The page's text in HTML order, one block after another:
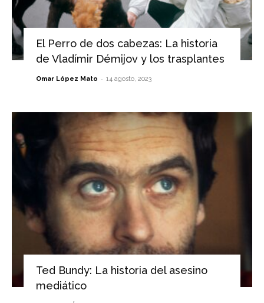
El Perro de dos cabezas: La historia
de Vladímir Démijov y los trasplantes
Omar López Mato - 14 agosto, 2023
Ted Bundy: La historia del asesino
mediático